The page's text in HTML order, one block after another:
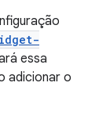
essa
adicionar o